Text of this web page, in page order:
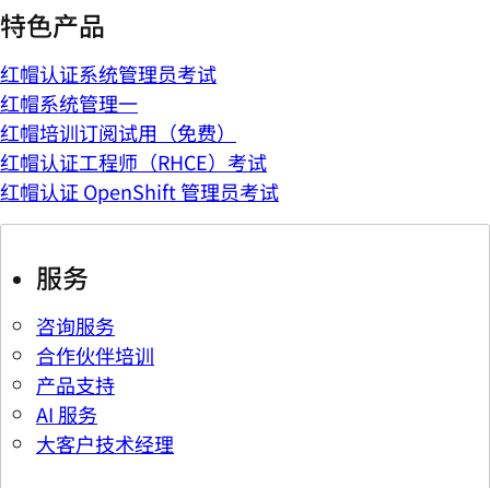
特色产品
红帽认证系统管理员考试
红帽系统管理一
红帽培训订阅试用（免费）
红帽认证工程师（RHCE）考试
红帽认证 OpenShift 管理员考试
服务
咨询服务
合作伙伴培训
产品支持
AI 服务
大客户技术经理